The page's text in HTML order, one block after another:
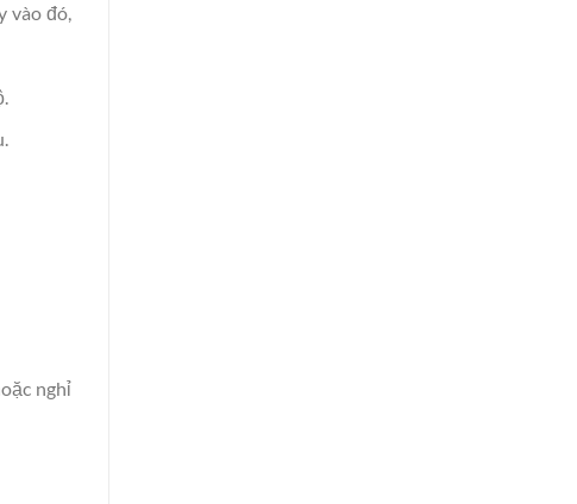
vào đó,
nghỉ